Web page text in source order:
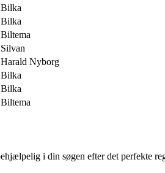
Bilka
Bilka
Biltema
Silvan
Harald Nyborg
Bilka
Bilka
Biltema
i din søgen efter det perfekte